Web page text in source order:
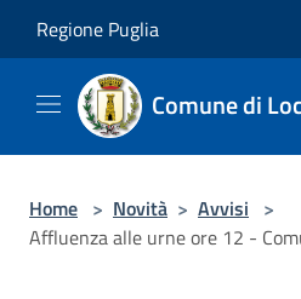
Regione Puglia
Comune di
Home > Novità > Avvisi >
Affluenza alle urne ore 12 -